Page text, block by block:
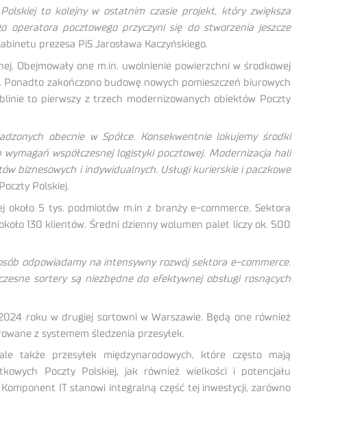
to kolejny w ostatnim czasie projekt, który zwiększa
operatora pocztowego przyczyni się do stworzenia jeszcze
prezesa PiS Jarosława Kaczyńskiego.
Obejmowały one m.in. uwolnienie powierzchni w środkowej
zakończono budowę nowych pomieszczeń biurowych
to pierwszy z trzech modernizowanych obiektów Poczty
obecnie w Spółce. Konsekwentnie lokujemy środki
współczesnej logistyki pocztowej. Modernizacja hali
biznesowych i indywidualnych. Usługi kurierskie i paczkowe
Polskiej.
około 5 tys. podmiotów m.in z branży e-commerce, Sektora
130 klientów. Średni dzienny wolumen palet liczy ok. 500
odpowiadamy na intensywny rozwój sektora e-commerce.
sortery są niezbędne do efektywnej obsługi rosnących
roku w drugiej sortowni w Warszawie. Będą one również
z systemem śledzenia przesyłek.
także przesyłek międzynarodowych, które często mają
Poczty Polskiej, jak również wielkości i potencjału
IT stanowi integralną część tej inwestycji, zarówno